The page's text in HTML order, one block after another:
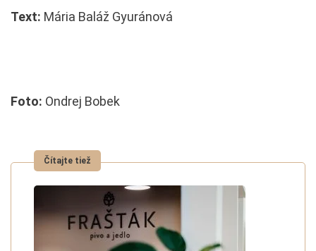
Text: Mária Baláž Gyuránová
Foto: Ondrej Bobek